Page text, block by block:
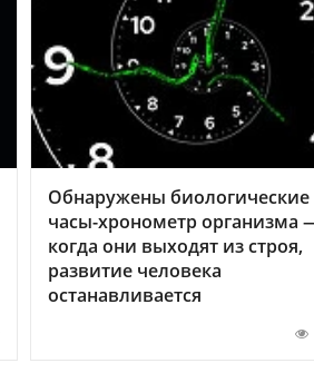
Обнаружены биологические
часы-хронометр организма
когда они выходят из строя,
развитие человека
останавливается